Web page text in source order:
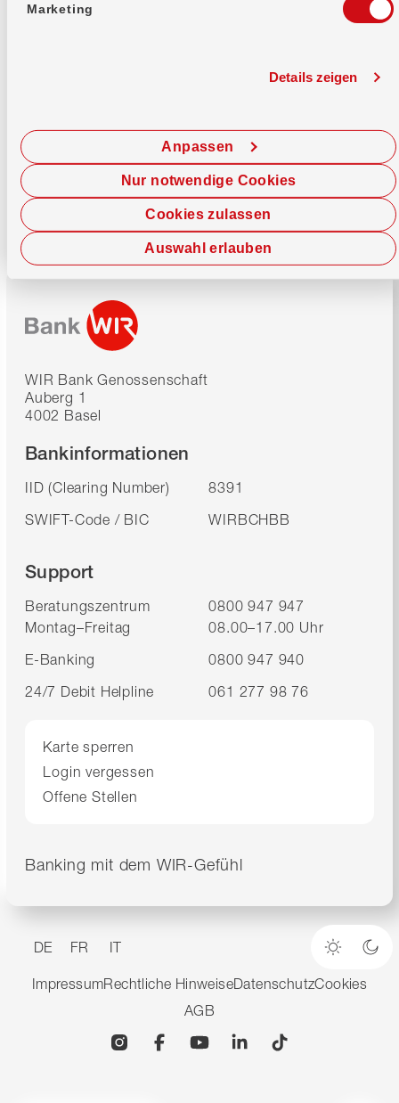
Marketing
Details zeigen
Cookies zulassen
Anpassen
Auswahl erlauben
Nur notwendige Cookies
Jetzt chatten
WIR Bank Genossenschaft
Auberg 1
4002 Basel
Bankinformationen
IID (Clearing Number)
8391
SWIFT-Code / BIC
WIRBCHBB
Support
Beratungszentrum
0800 947 947
Montag–Freitag
08.00–17.00 Uhr
E-Banking
0800 947 940
24/7 Debit Helpline
061 277 98 76
Karte sperren
Login vergessen
Offene Stellen
Banking mit dem WIR-Gefühl
DE FR IT
Heller
ImpressumRechtliche HinweiseDatenschutzCookies
AGB
InstagramFacebookYouTubeLinkedin